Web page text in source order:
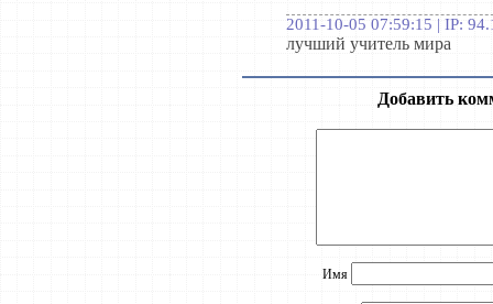
2011-10-05 07:59:15 | IP:
лучший учитель мира
Добавить
Имя